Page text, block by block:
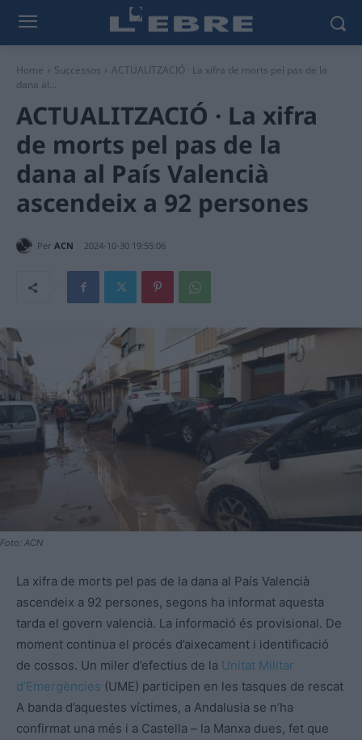
Home Successos
ACTUALITZACIÓ · La xifra de morts pel pas de la
dana al...
ACTUALITZACIÓ · La xifra
de morts pel pas de la
dana al País Valencià
ascendeix a 92 persones
Per ACN 2024-10-30 19:55:06
Foto: ACN
La xifra de morts pel pas de la dana al País Valencià
ascendeix a 92 persones, segons ha informat aquesta
tarda el govern valencià. La informació és provisional. De
moment continua el procés d’aixecament i identificació
de cossos. Un miler d’efectius de la Unitat Militar
d’Emergències (UME) participen en les tasques de rescat
A banda d’aquestes víctimes, a Andalusia se n’ha
confirmat una més i a Castella – la Manxa dues, fet que